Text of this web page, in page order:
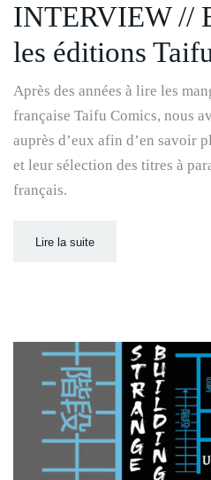
INTERVIEW //
les éditions
Après des années à lire les
française Taifu Comics, nous
auprès d’eux afin d’en savoir
et leur sélection des titres à
français.
Lire la suite